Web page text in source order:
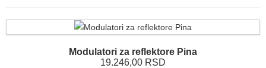
Modulatori za reflektore Pina
19.246,00 RSD